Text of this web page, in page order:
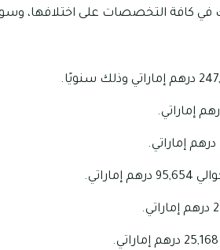
في كافة التخصصات على اختلافها،